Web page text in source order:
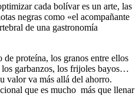
cada bolívar es un arte, las
negras como «el acompañante
de una gastronomía
proteína, los granos entre ellos
los garbanzos, los frijoles bayos…
valor va más allá del ahorro.
que es mucho más que llenar